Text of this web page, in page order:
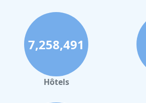
Hôtels avec piscine en Forêt-Noire
Hôtels avec piscine à Rome
Hôtels avec piscine à Aix-en-Provence
Hôtels avec piscine en Cappadoce
Hôtels avec piscine en Ardèche
7,258,491
Hôtels